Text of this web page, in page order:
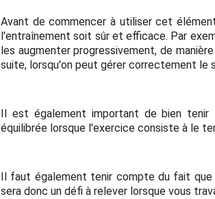
Avant de commencer à utiliser cet
l'entraînement soit sûr et efficace. Par
les augmenter progressivement, de
suite, lorsqu'on peut gérer correctement le
Il est également important de bien tenir
équilibrée lorsque l'exercice consiste à le
Il faut également tenir compte du fait
sera donc un défi à relever lorsque vous